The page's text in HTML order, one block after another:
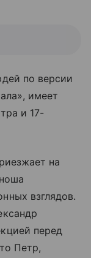
по версии
имеет
и 17-
на
взглядов.
перед
Петр,